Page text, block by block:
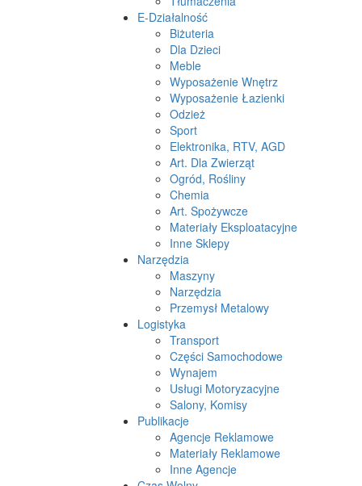
E-Działalność
Biżuteria
Dla Dzieci
Meble
Wyposażenie Wnętrz
Wyposażenie Łazienki
Odzież
Sport
Elektronika, RTV, AGD
Art. Dla Zwierząt
Ogród, Rośliny
Chemia
Art. Spożywcze
Materiały Eksploatacyjne
Inne Sklepy
Narzędzia
Maszyny
Narzędzia
Przemysł Metalowy
Logistyka
Transport
Części Samochodowe
Wynajem
Usługi Motoryzacyjne
Salony, Komisy
Publikacje
Agencje Reklamowe
Materiały Reklamowe
Inne Agencje